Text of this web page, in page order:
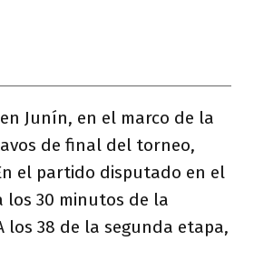
Junín, en el marco de la
de final del torneo,
el partido disputado en el
los 30 minutos de la
los 38 de la segunda etapa,